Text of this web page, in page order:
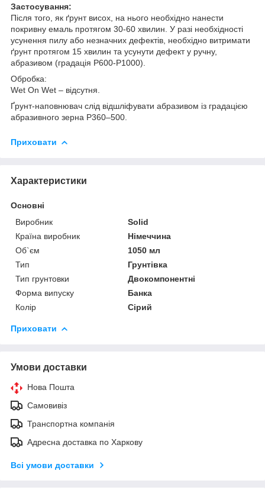
Застосування:
Після того, як ґрунт висох, на нього необхідно нанести
покривну емаль протягом 30-60 хвилин. У разі необхідності
усунення пилу або незначних дефектів, необхідно витримати
ґрунт протягом 15 хвилин та усунути дефект у ручну,
абразивом (градація P600-P1000).
Обробка:
Wet On Wet – відсутня.
Ґрунт-наповнювач слід відшліфувати абразивом із градацією
абразивного зерна P360–500.
Приховати
Характеристики
Основні
Виробник
Solid
Країна виробник
Німеччина
Об`єм
1050 мл
Тип
Грунтівка
Тип грунтовки
Двокомпонентні
Форма випуску
Банка
Колір
Сірий
Приховати
Умови доставки
Нова Пошта
Самовивіз
Транспортна компанія
Адресна доставка по Харкову
Всі умови доставки